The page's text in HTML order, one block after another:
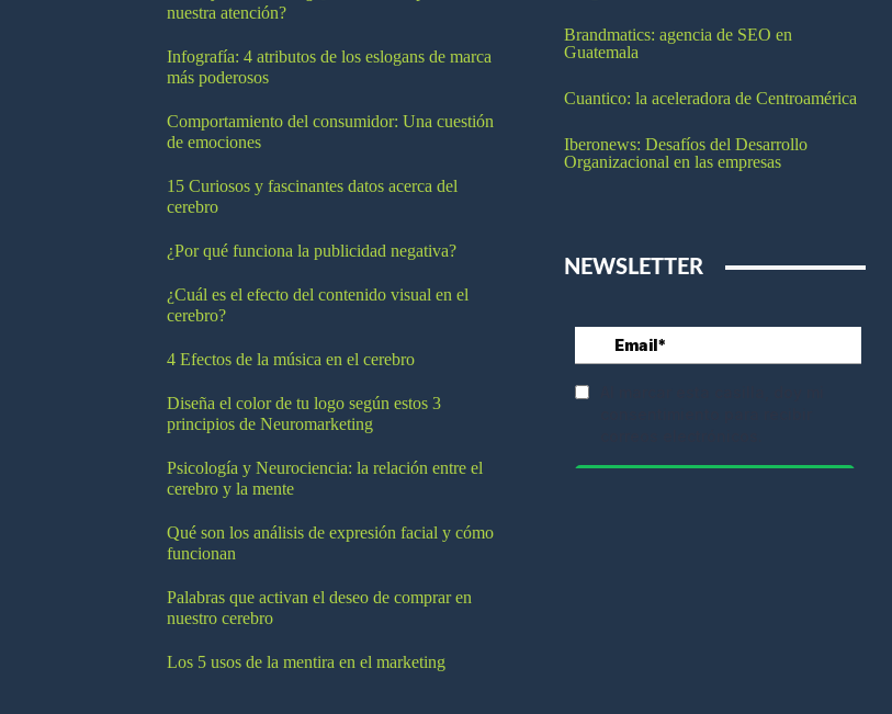
nuestra atención?
Infografía: 4 atributos de los eslogans de marca
más poderosos
Comportamiento del consumidor: Una cuestión
de emociones
15 Curiosos y fascinantes datos acerca del
cerebro
¿Por qué funciona la publicidad negativa?
¿Cuál es el efecto del contenido visual en el
cerebro?
4 Efectos de la música en el cerebro
Diseña el color de tu logo según estos 3
principios de Neuromarketing
Psicología y Neurociencia: la relación entre el
cerebro y la mente
Qué son los análisis de expresión facial y cómo
funcionan
Palabras que activan el deseo de comprar en
nuestro cerebro
Los 5 usos de la mentira en el marketing
Brandmatics: agencia de SEO en
Guatemala
Cuantico: la aceleradora de Centroamérica
Iberonews: Desafíos del Desarrollo
Organizacional en las empresas
NEWSLETTER